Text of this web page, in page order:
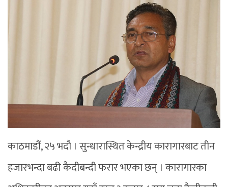
काठमाडौं, २५ भदौ । सुन्धारास्थित केन्द्रीय कारागारबाट तीन
हजारभन्दा बढी कैदीबन्दी फरार भएका छन् । कारागारका